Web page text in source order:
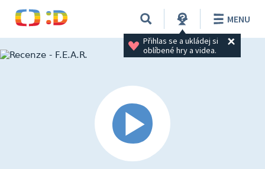
Přihlas se a ukládej si
oblíbené hry a videa.
MENU